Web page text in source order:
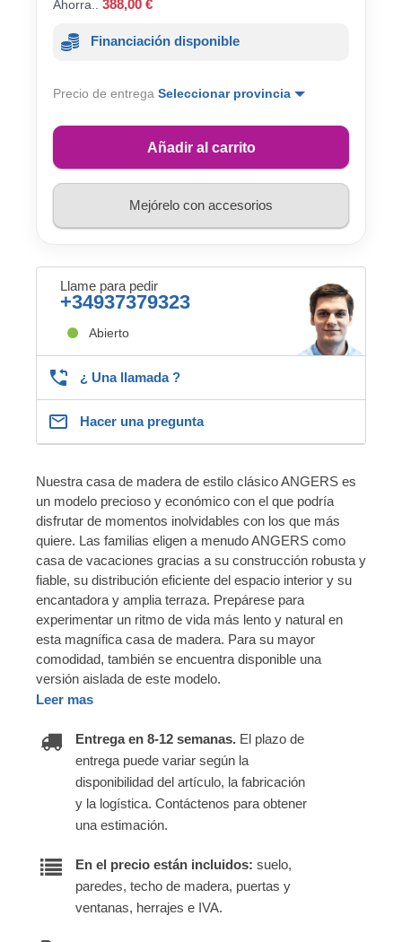
Ahorra.. 388,00 €
Financiación disponible
Precio de entrega Seleccionar provincia
Añadir al carrito
Mejórelo con accesorios
Llame para pedir
+34937379323
Abierto
¿ Una llamada ?
Hacer una pregunta
Nuestra casa de madera de estilo clásico ANGERS es
un modelo precioso y económico con el que podría
disfrutar de momentos inolvidables con los que más
quiere. Las familias eligen a menudo ANGERS como
casa de vacaciones gracias a su construcción robusta y
fiable, su distribución eficiente del espacio interior y su
encantadora y amplia terraza. Prepárese para
experimentar un ritmo de vida más lento y natural en
esta magnífica casa de madera. Para su mayor
comodidad, también se encuentra disponible una
versión aislada de este modelo.
Leer mas
Entrega en 8-12 semanas. El plazo de
entrega puede variar según la
disponibilidad del artículo, la fabricación
y la logística. Contáctenos para obtener
una estimación.
En el precio están incluidos: suelo,
paredes, techo de madera, puertas y
ventanas, herrajes e IVA.